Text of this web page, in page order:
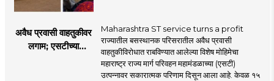
अवैध प्रवासी वाहतुकीवर
लगाम; एसटीच्या
Maharashtra ST service turns a profit
राज्यातील बसस्थानक परिसरातील अवैध प्रवासी
वाहतुकीविरोधात राबविण्यात आलेल्या विशेष मोहिमेचा
महाराष्ट्र राज्य मार्ग परिवहन महामंडळाच्या (एसटी)
उत्पन्नावर सकारात्मक परिणाम दिसून आला आहे. केवळ १५